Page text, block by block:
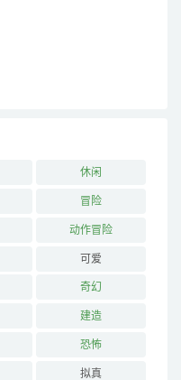
休闲
冒险
动作冒险
可爱
奇幻
建造
恐怖
拟真